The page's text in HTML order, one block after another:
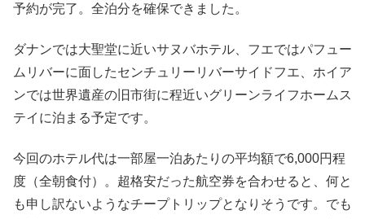
予約が完了。全泊分を確保できました。
ダナンでは大聖堂に近いサヌバホテル、フエではパフュー
ムリバーに面したセンチュリーリバーサイドフエ、ホイア
ンでは世界遺産の旧市街に程近いグリーンライフホームス
テイに泊まる予定です。
今回のホテル代は一部屋一泊あたりの平均額で6,000円程
度（全朝食付）。超格安だった航空券を合わせると、何と
も申し訳ないようなチープトリップとなりそうです。でも